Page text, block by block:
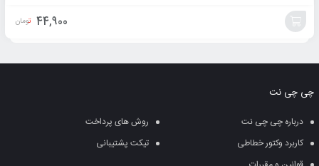
44,900 تومان
سبد
چی چی نت
درباره چی چی نت
روش های پرداخت
کاربرد وکتور خطاطی
تیکت پشتیبانی